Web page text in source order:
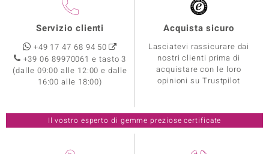
Servizio clienti
+49 17 47 68 94 50
+39 06 89970061 e tasto 3
(dalle 09:00 alle 12:00 e dalle
16:00 alle 18:00)
Acquista sicuro
Lasciatevi rassicurare dai
nostri clienti prima di
acquistare con le loro
opinioni su Trustpilot
Il vostro esperto di gemme preziose certificate